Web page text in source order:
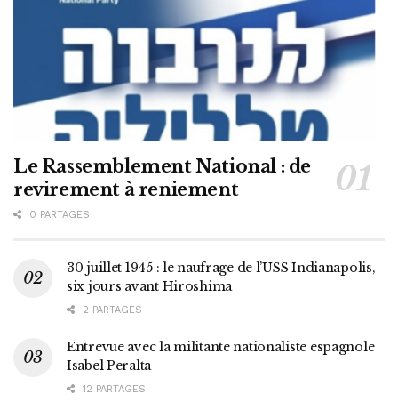
Le Rassemblement National : de
revirement à reniement
0 PARTAGES
30 juillet 1945 : le naufrage de l’USS Indianapolis,
six jours avant Hiroshima
2 PARTAGES
Entrevue avec la militante nationaliste espagnole
Isabel Peralta
12 PARTAGES